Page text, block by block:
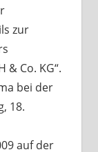
zur
& Co. KG“.
bei der
18.
auf der